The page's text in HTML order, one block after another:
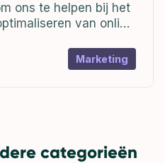
ons te helpen bij het
van online
het creëren,Marketing
categorieën